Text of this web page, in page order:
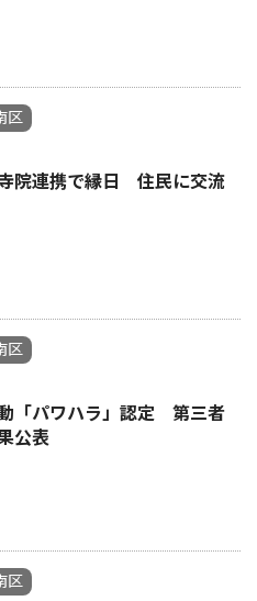
区
院連携で縁日 住民に交流
区
「パワハラ」認定 第三者
公表
区